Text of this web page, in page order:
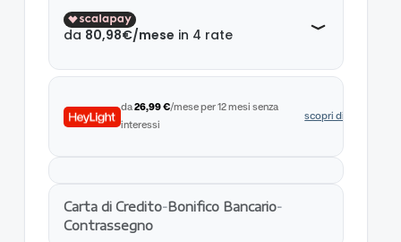
da26,99 €/mese per 12 mesi senza
interessi
scopri di più
Carta di Credito-Bonifico Bancario-
Contrassegno